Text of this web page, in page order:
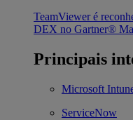
TeamViewer é
DEX no Gartner®
Principais
Microsoft
ServiceNow